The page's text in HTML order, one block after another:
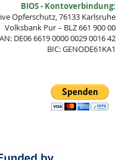
BIOS - Kontoverbindung:
Opferschutz, 76133 Karlsruhe
Volksbank Pur – BLZ 661 900 00
DE06 6619 0000 0029 0016 42
BIC: GENODE61KA1